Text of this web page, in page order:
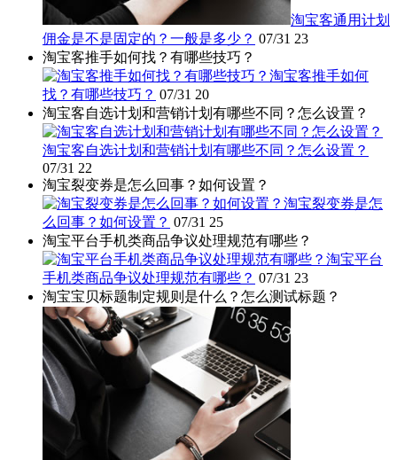
淘宝客通用计划
佣金是不是固定的？一般是多少？ 07/31 23
淘宝客推手如何找？有哪些技巧？
淘宝客推手如何
找？有哪些技巧？ 07/31 20
淘宝客自选计划和营销计划有哪些不同？怎么设置？
淘宝客自选计划和营销计划有哪些不同？怎么设置？
07/31 22
淘宝裂变券是怎么回事？如何设置？
淘宝裂变券是怎
么回事？如何设置？ 07/31 25
淘宝平台手机类商品争议处理规范有哪些？
淘宝平台
手机类商品争议处理规范有哪些？ 07/31 23
淘宝宝贝标题制定规则是什么？怎么测试标题？